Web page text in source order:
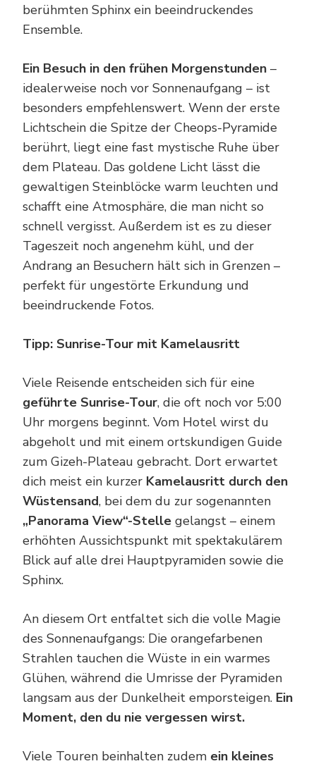
berühmten Sphinx ein beeindruckendes
Ensemble.
Ein Besuch in den frühen Morgenstunden –
idealerweise noch vor Sonnenaufgang – ist
besonders empfehlenswert. Wenn der erste
Lichtschein die Spitze der Cheops-Pyramide
berührt, liegt eine fast mystische Ruhe über
dem Plateau. Das goldene Licht lässt die
gewaltigen Steinblöcke warm leuchten und
schafft eine Atmosphäre, die man nicht so
schnell vergisst. Außerdem ist es zu dieser
Tageszeit noch angenehm kühl, und der
Andrang an Besuchern hält sich in Grenzen –
perfekt für ungestörte Erkundung und
beeindruckende Fotos.
Tipp: Sunrise-Tour mit Kamelausritt
Viele Reisende entscheiden sich für eine
geführte Sunrise-Tour, die oft noch vor 5:00
Uhr morgens beginnt. Vom Hotel wirst du
abgeholt und mit einem ortskundigen Guide
zum Gizeh-Plateau gebracht. Dort erwartet
dich meist ein kurzer Kamelausritt durch den
Wüstensand, bei dem du zur sogenannten
„Panorama View“-Stelle gelangst – einem
erhöhten Aussichtspunkt mit spektakulärem
Blick auf alle drei Hauptpyramiden sowie die
Sphinx.
An diesem Ort entfaltet sich die volle Magie
des Sonnenaufgangs: Die orangefarbenen
Strahlen tauchen die Wüste in ein warmes
Glühen, während die Umrisse der Pyramiden
langsam aus der Dunkelheit emporsteigen. Ein
Moment, den du nie vergessen wirst.
Viele Touren beinhalten zudem ein kleines